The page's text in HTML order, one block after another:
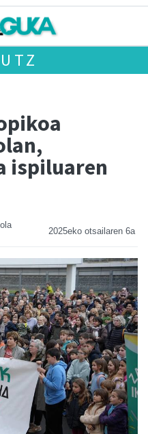
ispiluaren
2025eko otsailaren 6a